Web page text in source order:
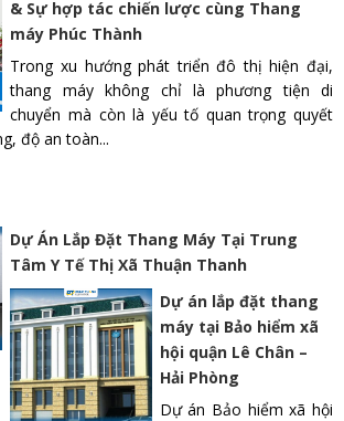
& Sự hợp tác chiến lược cùng Thang
máy Phúc Thành
Trong xu hướng phát triển đô thị hiện đại,
thang máy không chỉ là phương tiện di
chuyển mà còn là yếu tố quan trọng quyết
độ an toàn...
Dự Án Lắp Đặt Thang Máy Tại Trung
Tâm Y Tế Thị Xã Thuận Thanh
Dự án lắp đặt thang
máy tại Bảo hiểm xã
hội quận Lê Chân –
Hải Phòng
Dự án Bảo hiểm xã hội